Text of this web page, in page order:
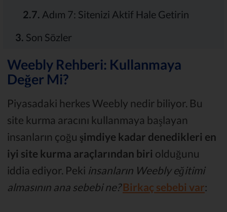
2.7. Adım 7: Sitenizi Aktif Hale Getirin
3. Son Sözler
Weebly Rehberi: Kullanmaya
Değer Mi?
Piyasadaki herkes Weebly nedir biliyor. Bu
site kurma aracını kullanmaya başlayan
insanların çoğu şimdiye kadar denedikleri en
iyi site kurma araçlarından biri olduğunu
iddia ediyor. Peki insanların Weebly eğitimi
almasının ana sebebi ne?Birkaç sebebi var: